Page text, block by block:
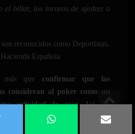
el billar, los torneos de ajedrez o
más que confirmar que las
consideran al poker como un
actividad de azar.Así, las
no se han echo esperar, y ya los